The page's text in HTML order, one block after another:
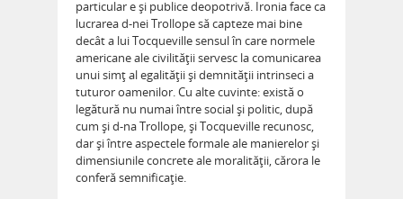
particular e şi publice deopotrivă. Ironia face ca
lucrarea d-nei Trollope să capteze mai bine
decât a lui Tocqueville sensul în care normele
americane ale civilităţii servesc la comunicarea
unui simţ al egalităţii şi demnităţii intrinseci a
tuturor oamenilor. Cu alte cuvinte: există o
legătură nu numai între social şi politic, după
cum şi d-na Trollope, şi Tocqueville recunosc,
dar şi între aspectele formale ale manierelor şi
dimensiunile concrete ale moralităţii, cărora le
conferă semnificaţie.